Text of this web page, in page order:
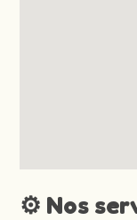
⚙️ Nos